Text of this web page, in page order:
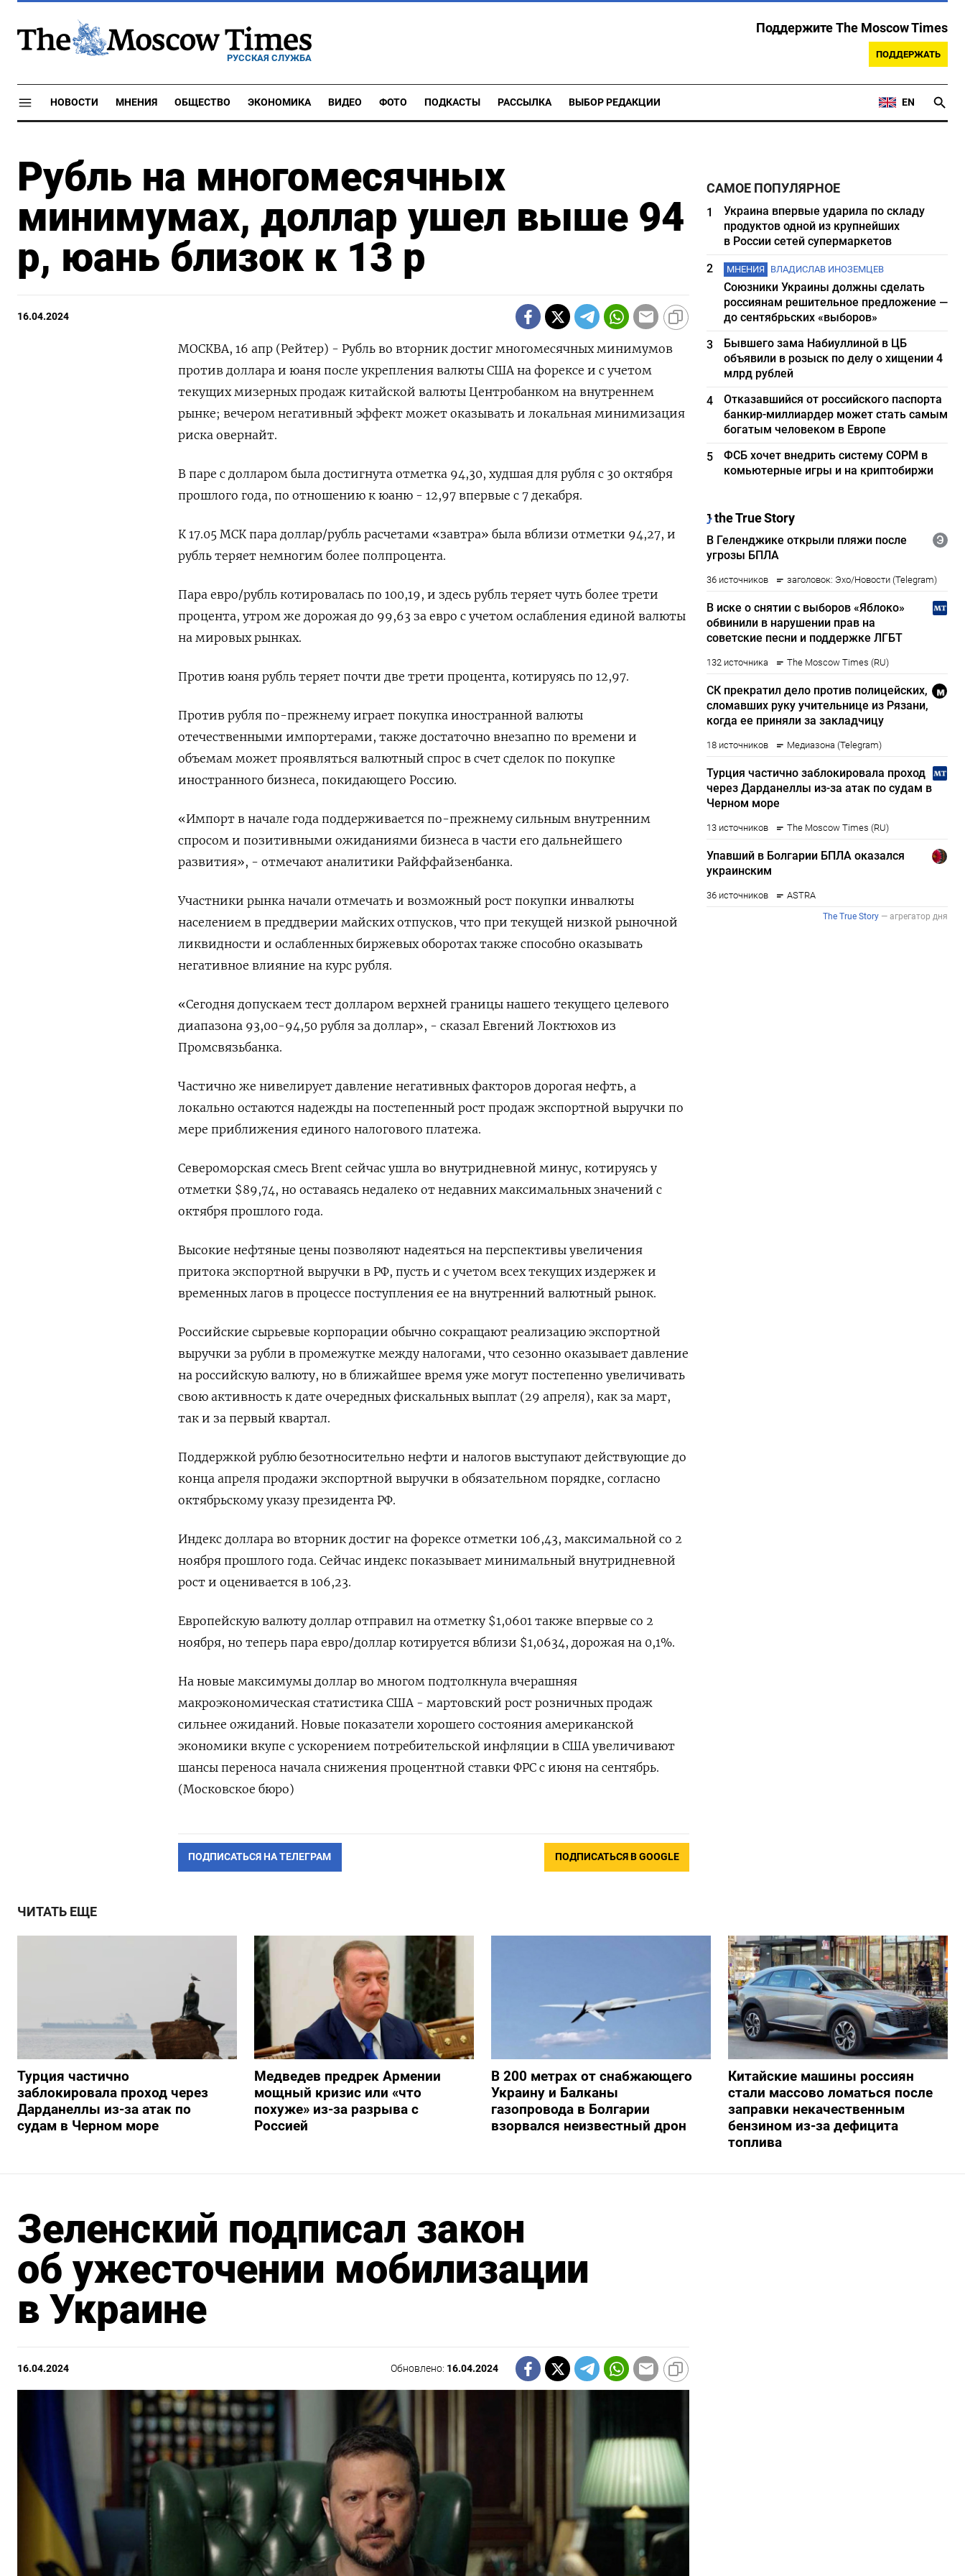
РУССКАЯ СЛУЖБА
Поддержите The Moscow Times
ПОДДЕРЖАТЬ
НОВОСТИ МНЕНИЯ ОБЩЕСТВО ЭКОНОМИКА ВИДЕО ФОТО ПОДКАСТЫ РАССЫЛКА ВЫБОР РЕДАКЦИИ EN
Рубль на многомесячных
минимумах, доллар ушел выше 94
р, юань близок к 13 р
16.04.2024
МОСКВА, 16 апр (Рейтер) - Рубль во вторник достиг многомесячных минимумов
против доллара и юаня после укрепления валюты США на форексе и с учетом
текущих мизерных продаж китайской валюты Центробанком на внутреннем
рынке; вечером негативный эффект может оказывать и локальная минимизация
риска овернайт.
В паре с долларом была достигнута отметка 94,30, худшая для рубля с 30 октября
прошлого года, по отношению к юаню - 12,97 впервые с 7 декабря.
К 17.05 МСК пара доллар/рубль расчетами «завтра» была вблизи отметки 94,27, и
рубль теряет немногим более полпроцента.
Пара евро/рубль котировалась по 100,19, и здесь рубль теряет чуть более трети
процента, утром же дорожая до 99,63 за евро с учетом ослабления единой валюты
на мировых рынках.
Против юаня рубль теряет почти две трети процента, котируясь по 12,97.
Против рубля по-прежнему играет покупка иностранной валюты
отечественными импортерами, также достаточно внезапно по времени и
объемам может проявляться валютный спрос в счет сделок по покупке
иностранного бизнеса, покидающего Россию.
«Импорт в начале года поддерживается по-прежнему сильным внутренним
спросом и позитивными ожиданиями бизнеса в части его дальнейшего
развития», - отмечают аналитики Райффайзенбанка.
Участники рынка начали отмечать и возможный рост покупки инвалюты
населением в преддверии майских отпусков, что при текущей низкой рыночной
ликвидности и ослабленных биржевых оборотах также способно оказывать
негативное влияние на курс рубля.
«Сегодня допускаем тест долларом верхней границы нашего текущего целевого
диапазона 93,00-94,50 рубля за доллар», - сказал Евгений Локтюхов из
Промсвязьбанка.
Частично же нивелирует давление негативных факторов дорогая нефть, а
локально остаются надежды на постепенный рост продаж экспортной выручки по
мере приближения единого налогового платежа.
Североморская смесь Brent сейчас ушла во внутридневной минус, котируясь у
отметки $89,74, но оставаясь недалеко от недавних максимальных значений с
октября прошлого года.
Высокие нефтяные цены позволяют надеяться на перспективы увеличения
притока экспортной выручки в РФ, пусть и с учетом всех текущих издержек и
временных лагов в процессе поступления ее на внутренний валютный рынок.
Российские сырьевые корпорации обычно сокращают реализацию экспортной
выручки за рубли в промежутке между налогами, что сезонно оказывает давление
на российскую валюту, но в ближайшее время уже могут постепенно увеличивать
свою активность к дате очередных фискальных выплат (29 апреля), как за март,
так и за первый квартал.
Поддержкой рублю безотносительно нефти и налогов выступают действующие до
конца апреля продажи экспортной выручки в обязательном порядке, согласно
октябрьскому указу президента РФ.
Индекс доллара во вторник достиг на форексе отметки 106,43, максимальной со 2
ноября прошлого года. Сейчас индекс показывает минимальный внутридневной
рост и оценивается в 106,23.
Европейскую валюту доллар отправил на отметку $1,0601 также впервые со 2
ноября, но теперь пара евро/доллар котируется вблизи $1,0634, дорожая на 0,1%.
На новые максимумы доллар во многом подтолкнула вчерашняя
макроэкономическая статистика США - мартовский рост розничных продаж
сильнее ожиданий. Новые показатели хорошего состояния американской
экономики вкупе с ускорением потребительской инфляции в США увеличивают
шансы переноса начала снижения процентной ставки ФРС с июня на сентябрь.
(Московское бюро)
ПОДПИСАТЬСЯ НА ТЕЛЕГРАМ ПОДПИСАТЬСЯ В GOOGLE
САМОЕ ПОПУЛЯРНОЕ
1
Украина впервые ударила по складу
продуктов одной из крупнейших
в России сетей супермаркетов
2
МНЕНИЯ ВЛАДИСЛАВ ИНОЗЕМЦЕВ
Союзники Украины должны сделать
россиянам решительное предложение —
до сентябрьских «выборов»
3
Бывшего зама Набиуллиной в ЦБ
объявили в розыск по делу о хищении 4
млрд рублей
4
Отказавшийся от российского паспорта
банкир-миллиардер может стать самым
богатым человеком в Европе
5
ФСБ хочет внедрить систему СОРМ в
комьютерные игры и на криптобиржи
ЧИТАТЬ ЕЩЕ
Турция частично
заблокировала проход через
Дарданеллы из-за атак по
судам в Черном море
Медведев предрек Армении
мощный кризис или «что
похуже» из-за разрыва с
Россией
В 200 метрах от снабжающего
Украину и Балканы
газопровода в Болгарии
взорвался неизвестный дрон
Китайские машины россиян
стали массово ломаться после
заправки некачественным
бензином из-за дефицита
топлива
Зеленский подписал закон
об ужесточении мобилизации
в Украине
16.04.2024 Обновлено: 16.04.2024